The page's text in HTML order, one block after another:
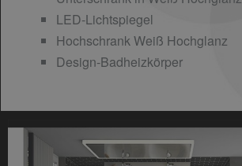
LED-Lichtspiegel
Hochschrank Weiß Hochglanz
Design-Badheizkörper